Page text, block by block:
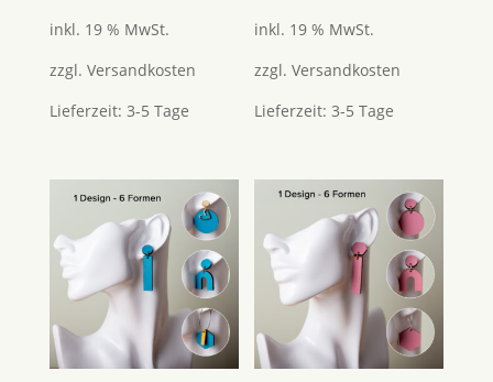
inkl. 19 % MwSt.
zzgl. Versandkosten
Lieferzeit: 3-5 Tage
inkl. 19 % MwSt.
zzgl.Versandkosten
Lieferzeit:3-5 Tage